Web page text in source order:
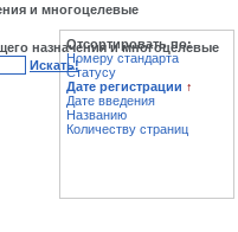
и многоцелевые
назначения и многоцелевые
Искать!
Отсортировать по:
Номеру стандарта
Статусу
Дате регистрации ↑
Дате введения
Названию
Количеству страниц